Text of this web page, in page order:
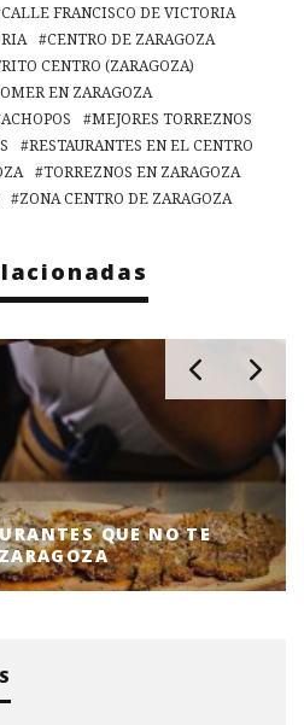
CALLE FRANCISCO DE VICTORIA
CENTRO DE ZARAGOZA
CENTRO (ZARAGOZA)
EN ZARAGOZA
MEJORES TORREZNOS
RESTAURANTES EN EL CENTRO
TORREZNOS EN ZARAGOZA
ZONA CENTRO DE ZARAGOZA
QUE NO TE